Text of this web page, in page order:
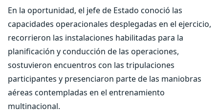
En la oportunidad, el jefe de Estado conoció las
capacidades operacionales desplegadas en el ejercicio,
recorrieron las instalaciones habilitadas para la
planificación y conducción de las operaciones,
sostuvieron encuentros con las tripulaciones
participantes y presenciaron parte de las maniobras
aéreas contempladas en el entrenamiento
multinacional.